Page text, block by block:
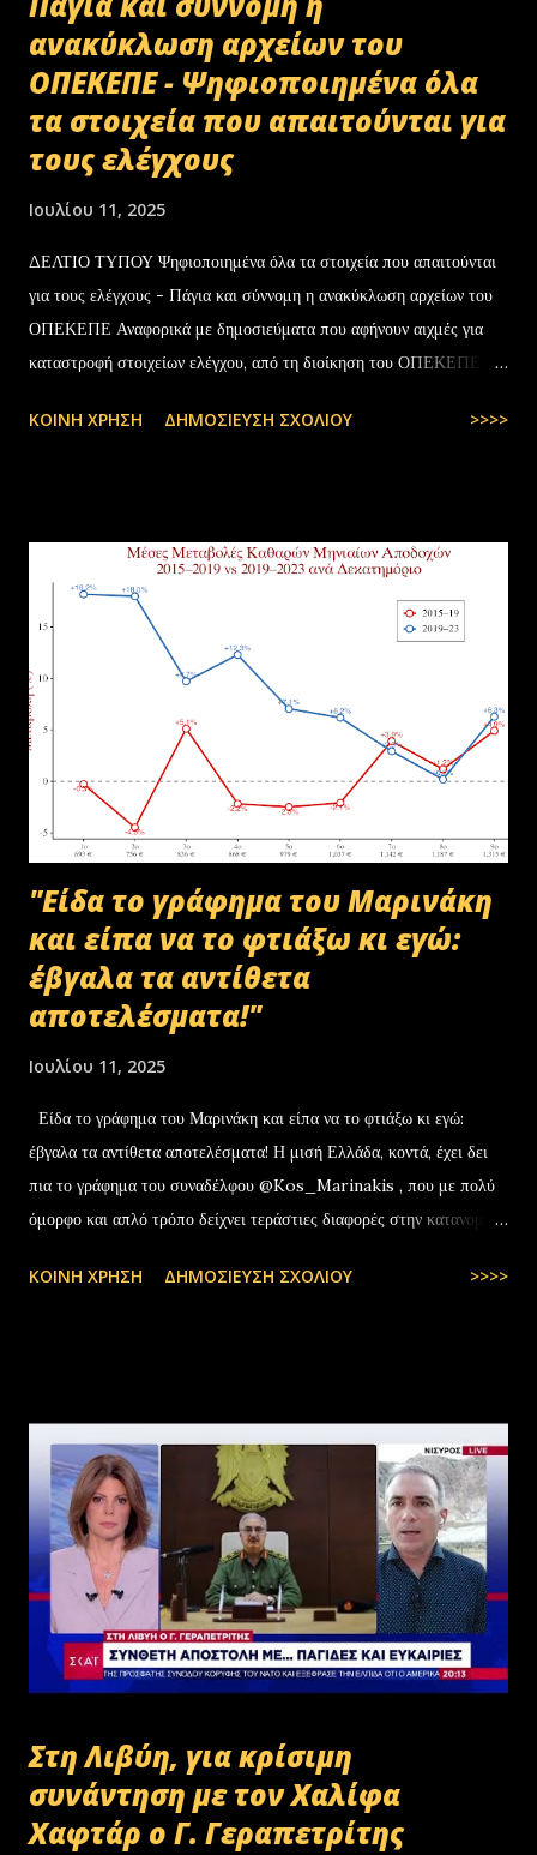
ανακύκλωση αρχείων του
ΟΠΕΚΕΠΕ - Ψηφιοποιημένα όλα
τα στοιχεία που απαιτούνται για
τους ελέγχους
Ιουλίου 11, 2025
ΔΕΛΤΙΟ ΤΥΠΟΥ Ψηφιοποιημένα όλα τα στοιχεία που απαιτούνται
για τους ελέγχους - Πάγια και σύννομη η ανακύκλωση αρχείων του
ΟΠΕΚΕΠΕ Αναφορικά με δημοσιεύματα που αφήνουν αιχμές για
καταστροφή στοιχείων ελέγχου, από τη διοίκηση του ΟΠΕΚΕΠΕ
εστάλη προς ανακύκλωση στις 10-07-2025 στην Θεσσαλονίκη,
αποστολή των Πινάκων αρχείων Καταστρεπτέων Υλικών της ΠΔ
Μακεδονίας-Θράκης και ολοκληρώθηκε με το υπ.αρ.πρωτ.
23412/02-07-2025 έγγραφο της ΑΑΔΕ και το από 10-07-2025
πρωτόκολλο παράδοσης υλικών μεταξύ της ΑΑΔΕ-Γενική Δ/νση
Τελωνείων-Τμήμα Διαχείρισης Δημόσιου Υλικού και της
συνεργαζόμενης με αυτήν εταιρείας ανακύκλωσης. Διευκρινίζεται ότι
στο αρχείο αυτό δεν συμπεριλαμβάνονταν αρχειακό υλικό που είχε
κοινοποιηθεί ότι ελέγχεται και στο ψηφιακό αρχείο του ΟΠΕΚΕΠ...
ΚΟΙΝΉ ΧΡΉΣΗ ΔΗΜΟΣΊΕΥΣΗ ΣΧΟΛΊΟΥ >>>>
"Είδα το γράφημα του Μαρινάκη
και είπα να το φτιάξω κι εγώ:
έβγαλα τα αντίθετα
αποτελέσματα!"
Ιουλίου 11, 2025
Είδα το γράφημα του Μαρινάκη και είπα να το φτιάξω κι εγώ:
έβγαλα τα αντίθετα αποτελέσματα! Η μισή Ελλάδα, κοντά, έχει δει
πια το γράφημα του συναδέλφου @Kos_Marinakis , που με πολύ
όμορφο και απλό τρόπο δείχνει τεράστιες διαφορές στην κατανομή
— Stefanos Tyros (@StefanosTyros) July 11, 2025
ΚΟΙΝΉ ΧΡΉΣΗ ΔΗΜΟΣΊΕΥΣΗ ΣΧΟΛΊΟΥ >>>>
Στη Λιβύη, για κρίσιμη
συνάντηση με τον Χαλίφα
Χαφτάρ ο Γ. Γεραπετρίτης